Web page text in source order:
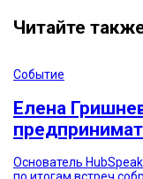
Читайте
Событие
Елена
Основатель